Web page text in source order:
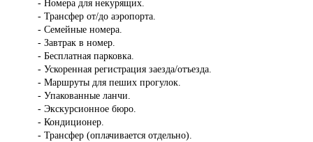
- Номера для некурящих.
- Трансфер от/до аэропорта.
- Семейные номера.
- Завтрак в номер.
- Бесплатная парковка.
- Ускоренная регистрация заезда/отъезда.
- Маршруты для пеших прогулок.
- Упакованные ланчи.
- Экскурсионное бюро.
- Кондиционер.
- Трансфер (оплачивается отдельно).